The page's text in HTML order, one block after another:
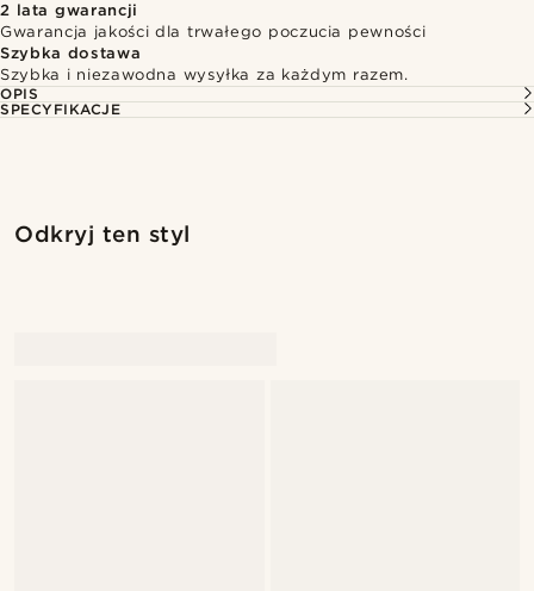
2 lata gwarancji
Gwarancja jakości dla trwałego poczucia pewności
Szybka dostawa
Szybka i niezawodna wysyłka za każdym razem.
OPIS
SPECYFIKACJE
Odkryj ten styl